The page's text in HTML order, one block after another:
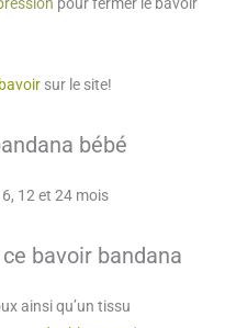
sur le site!
bébé
12 et 24 mois
bavoir bandana
ainsi qu’un tissu